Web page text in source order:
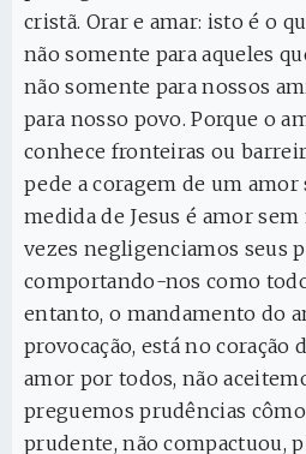
cristã. Orar e amar: isto é o
não somente para aqueles
não somente para nossos
para nosso povo. Porque o
conhece fronteiras ou
pede a coragem de um amor
medida de Jesus é amor sem
vezes negligenciamos seus
comportando-nos como
entanto, o mandamento do
provocação, está no coração
amor por todos, não
preguemos prudências
prudente, não compactuou,